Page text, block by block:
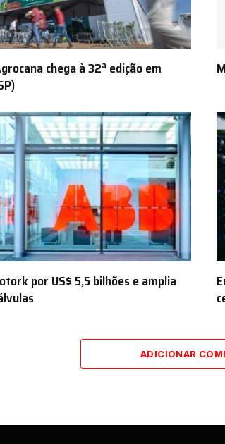
chega à 32ª edição em
por US$ 5,5 bilhões e amplia
ADICIONAR